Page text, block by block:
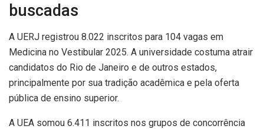
buscadas
A UERJ registrou 8.022 inscritos para 104 vagas em
Medicina no Vestibular 2025. A universidade costuma atrair
candidatos do Rio de Janeiro e de outros estados,
principalmente por sua tradição acadêmica e pela oferta
pública de ensino superior.
A UEA somou 6.411 inscritos nos grupos de concorrência